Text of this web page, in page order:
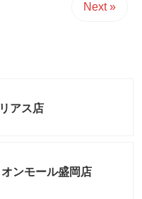
Next »
アス店
ンモール盛岡店